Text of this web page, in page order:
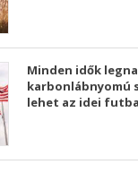
Minden idők
karbonlábnyomú
lehet az idei